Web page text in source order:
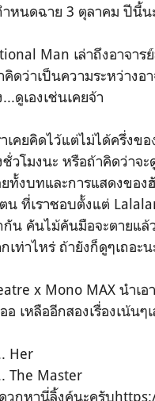
ำหนดฉาย 3 ตุลาคม ปีนี้น
Man เล่าถึงอาจา
ดว่าเป็นความระหว่าง
ดูเองเช่นเคยจ้า
เคยคิดไว้แต่ไม่ได้ครึ่งข
ชั่วโมงนะ หรือถ้าคิดว่าจ
ยทั้งบทและการแสดงของ
น ที่เราชอบตั้งแต่
กัน คันไม้คันมือจะตายแ
เท่าไหร่ ถ้ายังก็ดูๆเถอะ
x Mono MAX นำเ
เหลืออีกสองเรื่องเน้นๆ
Her
The Master
วกหานี่ลิ้งค์นะครับ